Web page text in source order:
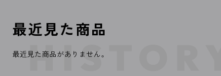
最近見た商品
最近見た商品がありません。